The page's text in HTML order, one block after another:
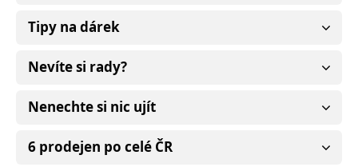
Tipy na dárek
Nevíte si rady?
Nenechte si nic ujít
6 prodejen po celé ČR